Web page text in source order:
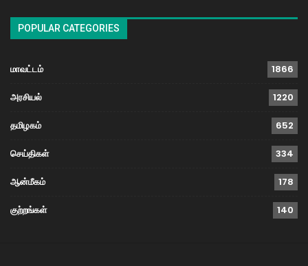
POPULAR CATEGORIES
மாவட்டம் 1866
அரசியல் 1220
தமிழகம் 652
செய்திகள் 334
ஆன்மீகம் 178
குற்றங்கள் 140